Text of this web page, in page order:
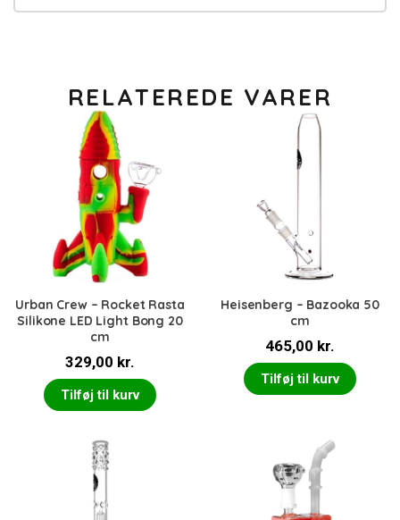
RELATEREDE VARER
Urban Crew – Rocket Rasta
Silikone LED Light Bong 20
cm
329,00 kr.
Tilføj til kurv
Heisenberg – Bazooka 50
cm
465,00 kr.
Tilføj til kurv